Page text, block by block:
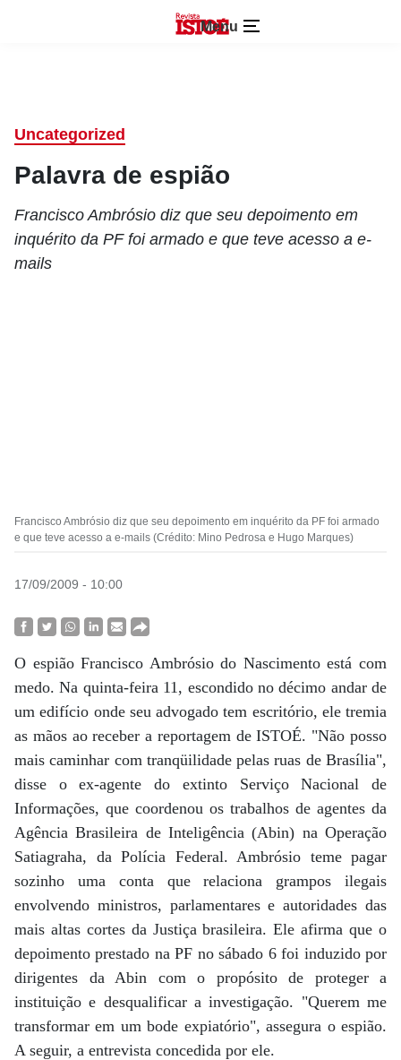
Menu
Uncategorized
Palavra de espião
Francisco Ambrósio diz que seu depoimento em
inquérito da PF foi armado e que teve acesso a e-
mails
Francisco Ambrósio diz que seu depoimento em inquérito da PF foi armado
e que teve acesso a e-mails (Crédito: Mino Pedrosa e Hugo Marques)
17/09/2009 - 10:00
O espião Francisco Ambrósio do Nascimento está com
medo. Na quinta-feira 11, escondido no décimo andar de
um edifício onde seu advogado tem escritório, ele tremia
as mãos ao receber a reportagem de ISTOÉ. "Não posso
mais caminhar com tranqüilidade pelas ruas de Brasília",
disse o ex-agente do extinto Serviço Nacional de
Informações, que coordenou os trabalhos de agentes da
Agência Brasileira de Inteligência (Abin) na Operação
Satiagraha, da Polícia Federal. Ambrósio teme pagar
sozinho uma conta que relaciona grampos ilegais
envolvendo ministros, parlamentares e autoridades das
mais altas cortes da Justiça brasileira. Ele afirma que o
depoimento prestado na PF no sábado 6 foi induzido por
dirigentes da Abin com o propósito de proteger a
instituição e desqualificar a investigação. "Querem me
transformar em um bode expiatório", assegura o espião.
A seguir, a entrevista concedida por ele.